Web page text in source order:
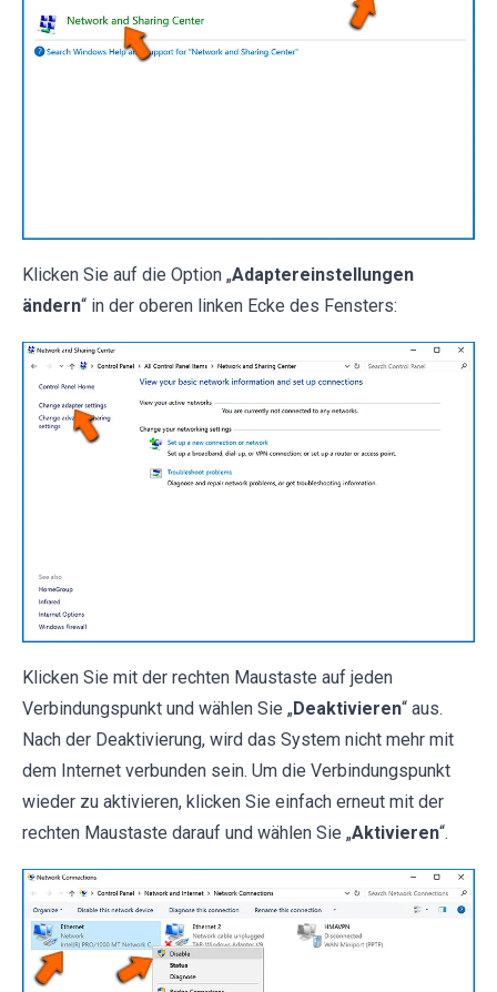
Klicken Sie auf die Option „Adaptereinstellungen
ändern“ in der oberen linken Ecke des Fensters:
Klicken Sie mit der rechten Maustaste auf jeden
Verbindungspunkt und wählen Sie „Deaktivieren“ aus.
Nach der Deaktivierung, wird das System nicht mehr mit
dem Internet verbunden sein. Um die Verbindungspunkt
wieder zu aktivieren, klicken Sie einfach erneut mit der
rechten Maustaste darauf und wählen Sie „Aktivieren“.